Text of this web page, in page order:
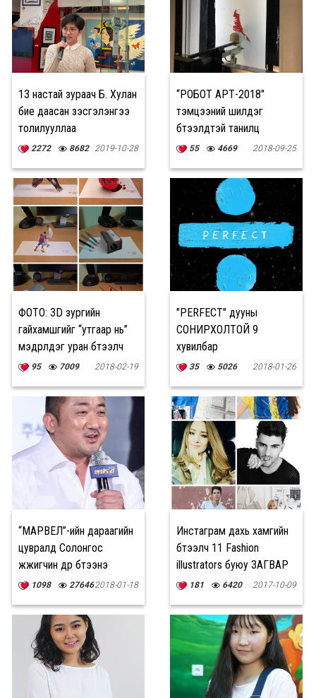
13 настай зураач Б. Хулан
бие даасан үзэсгэлэнгээ
толилууллаа
2272 8682 2019-10-28
“РОБОТ АРТ-2018"
тэмцээний шилдэг
бүтээлүүдтэй танилц
55 4669 2018-09-25
ФОТО: 3D зургийн
гайхамшгийг “утгаар нь”
мэдрүүлдэг уран бүтээлч
95 7009 2018-02-19
"PERFECT" дууны
СОНИРХОЛТОЙ 9
хувилбар
35 5026 2018-01-26
“МАРВЕЛ”-ийн дараагийн
цувралд Солонгос
жүжигчин дүр бүтээнэ
1098 276462018-01-18
Инстаграм дахь хамгийн
бүтээлч 11 Fashion
illustrators буюу ЗАГВАР
ЗУРААЧИД
181 6420 2017-10-09